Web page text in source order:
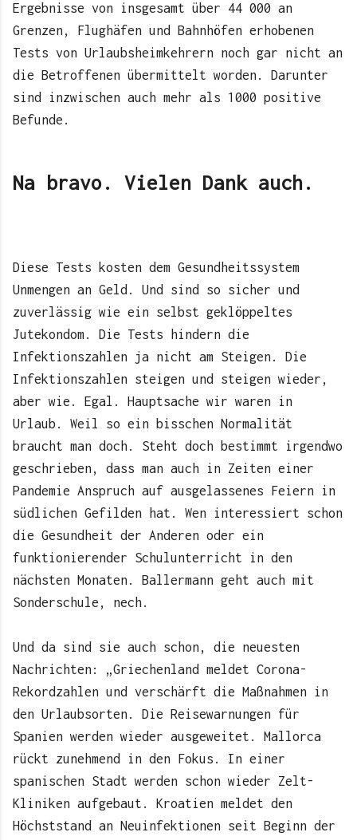
Ergebnisse von insgesamt über 44 000 an
Grenzen, Flughäfen und Bahnhöfen erhobenen
Tests von Urlaubsheimkehrern noch gar nicht an
die Betroffenen übermittelt worden. Darunter
sind inzwischen auch mehr als 1000 positive
Befunde.
Na bravo. Vielen Dank auch.
Diese Tests kosten dem Gesundheitssystem
Unmengen an Geld. Und sind so sicher und
zuverlässig wie ein selbst geklöppeltes
Jutekondom. Die Tests hindern die
Infektionszahlen ja nicht am Steigen. Die
Infektionszahlen steigen und steigen wieder,
aber wie. Egal. Hauptsache wir waren in
Urlaub. Weil so ein bisschen Normalität
braucht man doch. Steht doch bestimmt irgendwo
geschrieben, dass man auch in Zeiten einer
Pandemie Anspruch auf ausgelassenes Feiern in
südlichen Gefilden hat. Wen interessiert schon
die Gesundheit der Anderen oder ein
funktionierender Schulunterricht in den
nächsten Monaten. Ballermann geht auch mit
Sonderschule, nech.
Und da sind sie auch schon, die neuesten
Nachrichten: „Griechenland meldet Corona-
Rekordzahlen und verschärft die Maßnahmen in
den Urlaubsorten. Die Reisewarnungen für
Spanien werden wieder ausgeweitet. Mallorca
rückt zunehmend in den Fokus. In einer
spanischen Stadt werden schon wieder Zelt-
Kliniken aufgebaut. Kroatien meldet den
Höchststand an Neuinfektionen seit Beginn der